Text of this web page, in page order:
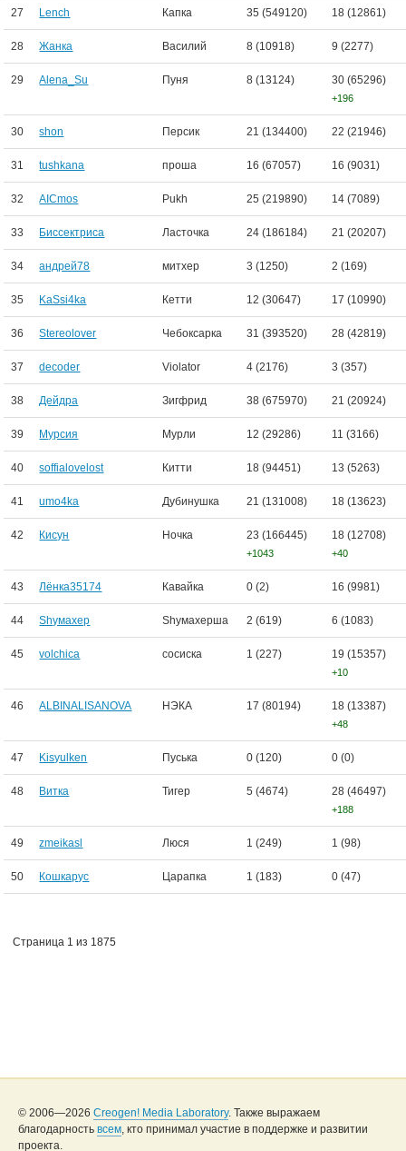
27 Lench Капка 35 (549120) 18 (12861)
28 Жанка Василий 8 (10918) 9 (2277)
29 Alena_Su Пуня 8 (13124) 30 (65296)
+196
30 shon Персик 21 (134400) 22 (21946)
31 tushkana проша 16 (67057) 16 (9031)
32 AICmos Pukh 25 (219890) 14 (7089)
33 Биссектриса Ласточка 24 (186184) 21 (20207)
34 андрей78 митхер 3 (1250) 2 (169)
35 KaSsi4ka Кетти 12 (30647) 17 (10990)
36 Stereolover Чебоксарка 31 (393520) 28 (42819)
37 decoder Violator 4 (2176) 3 (357)
38 Дейдра Зигфрид 38 (675970) 21 (20924)
39 Мурсия Мурли 12 (29286) 11 (3166)
40 soffialovelost Китти 18 (94451) 13 (5263)
41 umo4ka Дубинушка 21 (131008) 18 (13623)
42 Кисун Ночка 23 (166445)
+1043
18 (12708)
+40
43 Лёнка35174 Кавайка 0 (2) 16 (9981)
44 Shумахер Shумахерша 2 (619) 6 (1083)
45 volchica сосиска 1 (227) 19 (15357)
+10
46 ALBINALISANOVA НЭКА 17 (80194) 18 (13387)
+48
47 Kisyulken Пуська 0 (120) 0 (0)
48 Витка Тигер 5 (4674) 28 (46497)
+188
49 zmeikasl Люся 1 (249) 1 (98)
50 Кошкарус Царапка 1 (183) 0 (47)
Страница 1 из 1875
© 2006—2026 Creogen! Media Laboratory. Также выражаем
благодарность всем, кто принимал участие в поддержке и развитии
проекта.